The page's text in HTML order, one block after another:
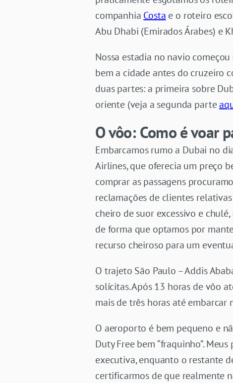
companhia Costa e o roteiro
Abu Dhabi (Emirados Árabes) e
Nossa estadia no navio
bem a cidade antes do cruzeiro
duas partes: a primeira sobre
oriente (veja a segunda parte
O vôo: Como é voar
Embarcamos rumo a Dubai no
Airlines, que oferecia um preço
comprar as passagens
reclamações de clientes
cheiro de suor excessivo e
de forma que optamos por
recurso cheiroso para um
O trajeto São Paulo – Addis
solícitas. Após 13 horas de vôo
mais de três horas até embarcar
O aeroporto é bem pequeno e
Duty Free bem “fraquinho”.
executiva, enquanto o restante
certificarmos de que realmente